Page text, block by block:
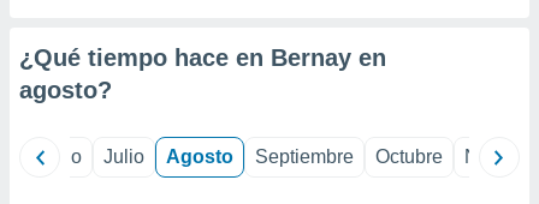
de
1199
¿Qué tiempo hace en Bernay en
agosto?
Junio Julio Agosto Septiembre Octubre